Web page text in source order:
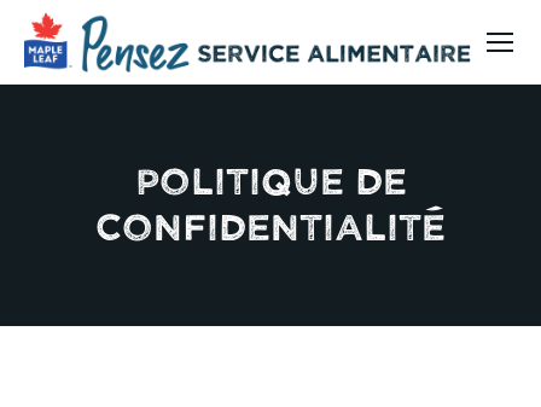
Politique de
confidentialité